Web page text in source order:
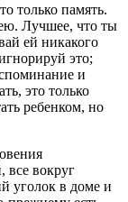
только память.
Лучшее, что ты
ей никакого
это;
и
это только
ребенком, но
вокруг
уголок в доме и